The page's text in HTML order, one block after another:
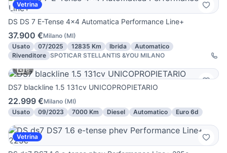
Vetrina
DS DS 7 E-Tense 4x4 Automatica Performance Line+
37.900 €Milano (MI)
Usato
07/2025 12835 Km Ibrida
Automatico
Rivenditore SPOTICAR STELLANTIS &YOU MILANO
6
DS7 blackline 1.5 131cv UNICOPROPIETARIO
22.999 €Milano (MI)
Usato
09/2023 7000 Km Diesel Automatico Euro 6d
Vetrina